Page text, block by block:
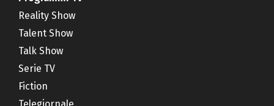
Reality Show
Talent Show
Talk Show
Serie TV
Fiction